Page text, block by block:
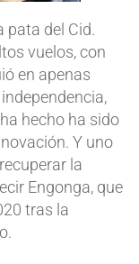
pata del Cid.
vuelos, con
en apenas
hecho ha sido
Y uno
la
Engonga, que
tras la